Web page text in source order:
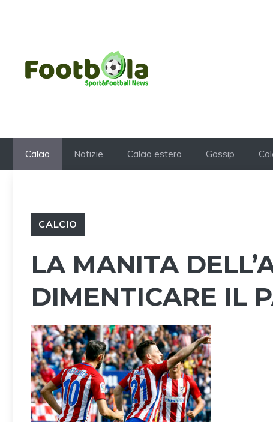
Calcio Notizie Calcio estero Gossip
CALCIO
LA MANITA
DIMENTICARE IL